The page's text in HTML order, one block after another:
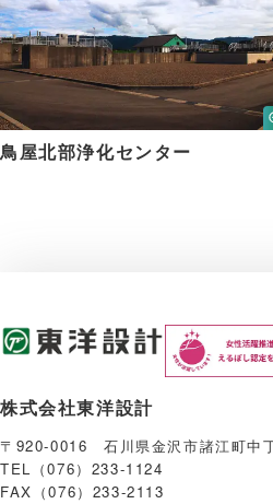
鳥屋北部浄化センター
株式会社東洋設計
〒920-0016 石川県金沢市諸江町中
TEL（076）233-1124
FAX（076）233-2113